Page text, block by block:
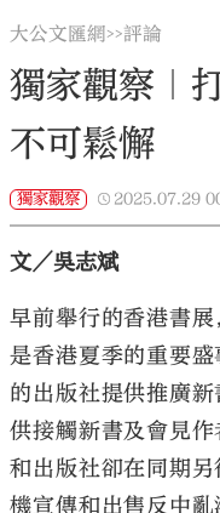
大公文匯網>>評論
獨家觀察｜
不可鬆懈
獨家觀察 2025.07.29
文／吳志斌
早前舉行的香港書
是香港夏季的重要
的出版社提供推廣
供接觸新書及會見
和出版社卻在同期
機宣傳和出售反中